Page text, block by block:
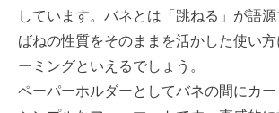
しています。バネとは「跳ねる」が語
ばねの性質をそのままを活かした使い
ーミングといえるでしょう。
ペーパーホルダーとしてバネの間にカー